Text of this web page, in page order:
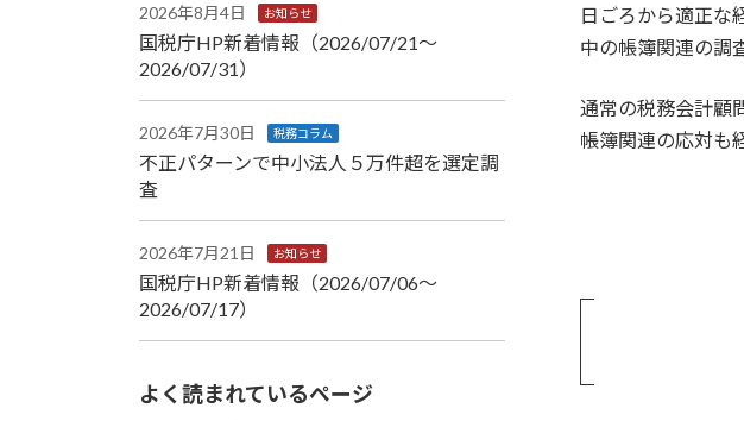
日ごろから適正な
中の帳簿関連の調
通常の税務会計顧
帳簿関連の応対も
2026年8月4日 お知らせ
国税庁HP新着情報（2026/07/21～
2026/07/31）
2026年7月30日 税務コラム
不正パターンで中小法人５万件超を選定調
査
2026年7月21日 お知らせ
国税庁HP新着情報（2026/07/06～
2026/07/17）
よく読まれているページ